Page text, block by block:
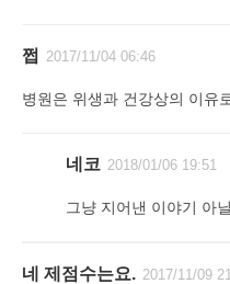
쩝 2017/11/04 06:46
병원은 위생과 건강상의 이유
네코 2018/01/06 19:51
그냥 지어낸 이야기 아닐
네 제점수는요. 2017/11/09